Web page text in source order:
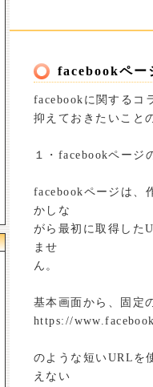
facebookペー
facebookに関するコ
抑えておきたいこと
１・facebookペー
facebookページは、
かしな
がら最初に取得した
ませ
ん。
基本画面から、固定
https://
のような短いURLを
えない